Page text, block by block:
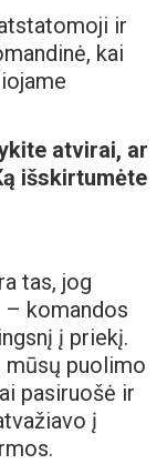
ir
kai
atvirai, ar
išskirtumėte
tas, jog
– komandos
į priekį.
mūsų puolimo
pasiruošė ir
į